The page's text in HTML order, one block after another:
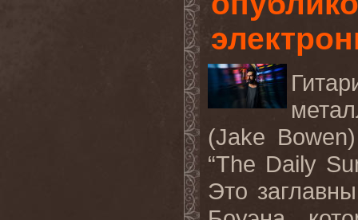
(Jake Bowen
“The Daily
Это